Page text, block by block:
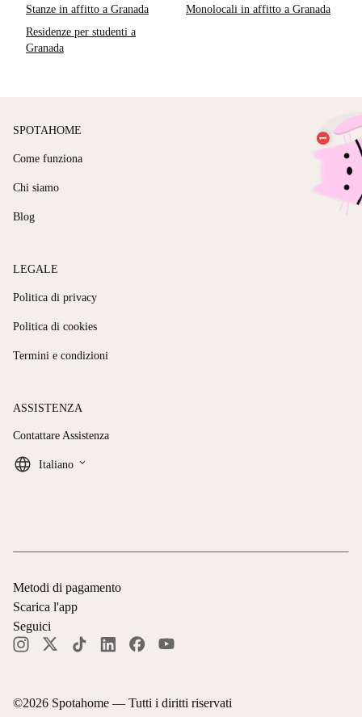
Stanze in affitto a Granada
Monolocali in affitto a Granada
Residenze per studenti a
Granada
SPOTAHOME
Come funziona
Chi siamo
Blog
LEGALE
Politica di privacy
Politica di cookies
Termini e condizioni
ASSISTENZA
Contattare Assistenza
Italiano keyboard_arrow_down
©2026 Spotahome — Tutti i diritti riservati
Metodi di pagamento
Scarica l'app
Seguici